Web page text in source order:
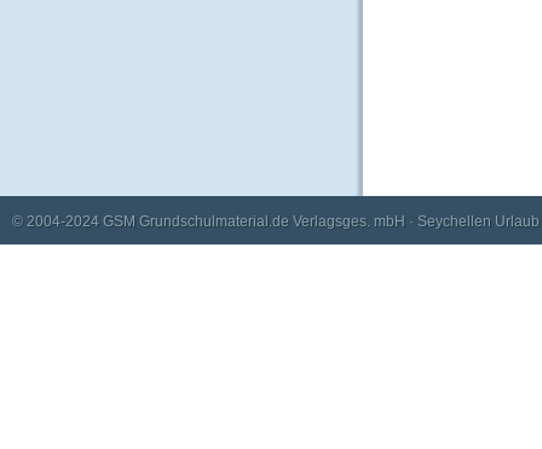
© 2004-2024 GSM Grundschulmaterial.de Verlagsges. mbH · Seychellen Urlaub